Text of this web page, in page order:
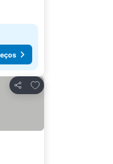
Partilhar
Adicionar aos favoritos